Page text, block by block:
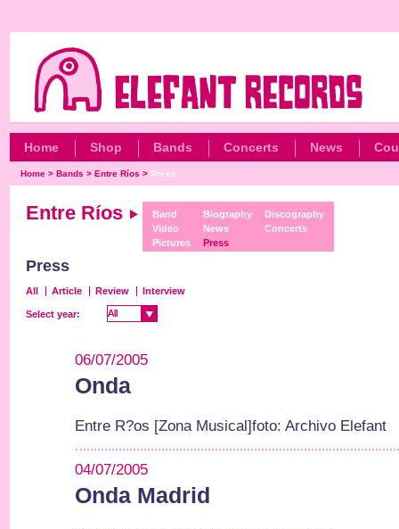
Home Shop Bands Concerts News
Home >Bands >Entre Ríos > Press
Entre Ríos
Band
Video
Pictures
Biography
News
Press
Discography
Concerts
Press
All Article Review Interview
Select year: All
All
06/07/2005
Onda
Entre R?os [Zona Musical]foto: Archivo Elefant
04/07/2005
Onda Madrid